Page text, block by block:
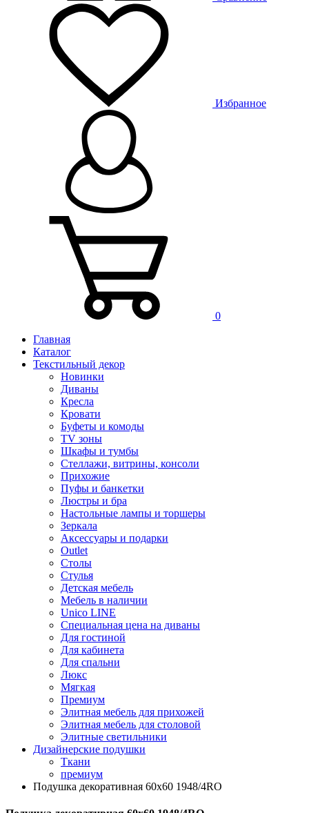
Избранное
0
Главная
Каталог
Текстильный декор
Новинки
Диваны
Кресла
Кровати
Буфеты и комоды
TV зоны
Шкафы и тумбы
Стеллажи, витрины, консоли
Прихожие
Пуфы и банкетки
Люстры и бра
Настольные лампы и торшеры
Зеркала
Аксессуары и подарки
Outlet
Столы
Стулья
Детская мебель
Мебель в наличии
Unico LINE
Специальная цена на диваны
Для гостиной
Для кабинета
Для спальни
Люкс
Мягкая
Премиум
Элитная мебель для прихожей
Элитная мебель для столовой
Элитные светильники
Дизайнерские подушки
Ткани
премиум
Подушка декоративная 60х60 1948/4RO